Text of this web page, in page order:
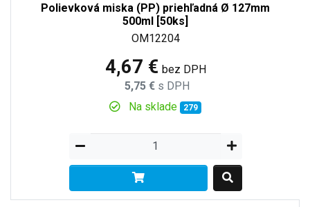
Polievková miska (PP) priehľadná Ø 127mm
500ml [50ks]
OM12204
4,67 € bez DPH
5,75 € s DPH
Na sklade 279